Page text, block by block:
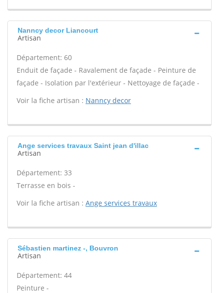
Nanncy decor Liancourt
Artisan
Département: 60
Enduit de façade - Ravalement de façade - Peinture de
façade - Isolation par l'extérieur - Nettoyage de façade -
Voir la fiche artisan : Nanncy decor
Ange services travaux Saint jean d'illac
Artisan
Département: 33
Terrasse en bois -
Voir la fiche artisan : Ange services travaux
Sébastien martinez -, Bouvron
Artisan
Département: 44
Peinture -